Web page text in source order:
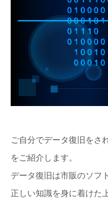
ご自分でデータ復旧をさ
をご紹介します。
データ復旧は市販のソフ
正しい知識を身に着けた